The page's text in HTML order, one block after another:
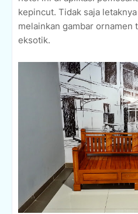
kepincut. Tidak saja
melainkan gambar ornamen
eksotik.